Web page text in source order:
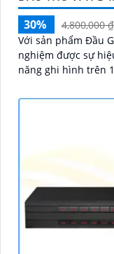
30%
4,800,000 ₫
Với sản phẩm Đầu
nghiệm được sự hiệu
năng ghi hình trên